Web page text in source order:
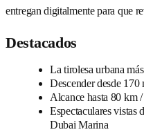
entregan digitalmente para que
Destacados
La tirolesa urbana
Descender desde 170
Alcance hasta 80 km
Espectaculares vistas
Dubai Marina